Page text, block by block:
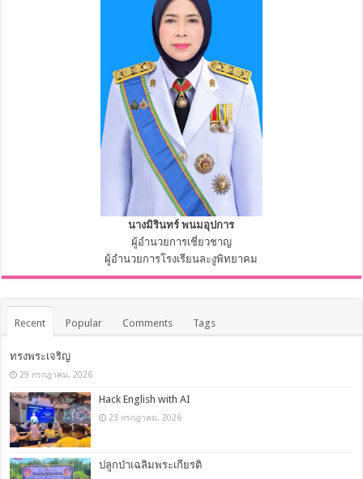
นางมิรินทร์ พนมอุปการ
ผู้อำนวยการเชี่ยวชาญ
ผู้อำนวยการโรงเรียนละงูพิทยาคม
Recent Popular Comments Tags
Hack English with AI